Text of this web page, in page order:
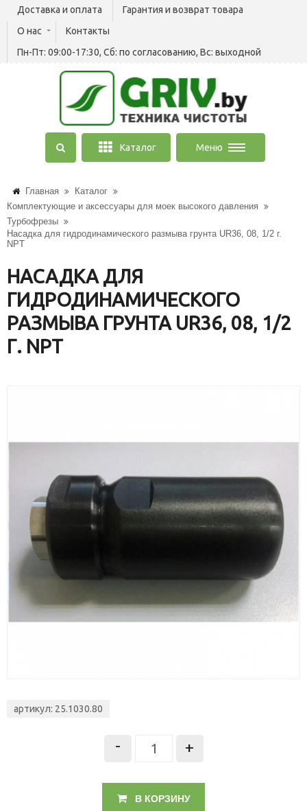
Доставка и оплата
Гарантия и возврат товара
О нас
Контакты
Пн-Пт: 09:00-17:30, Сб: по согласованию, Вс: выходной
Каталог Меню
Главная
Каталог
Комплектующие и аксессуары для моек высокого давления
Турбофрезы
Насадка для гидродинамического размыва грунта UR36, 08, 1/2 г.
NPT
НАСАДКА ДЛЯ
ГИДРОДИНАМИЧЕСКОГО
РАЗМЫВА ГРУНТА UR36, 08, 1/2
Г. NPT
артикул: 25.1030.80
- +
В КОРЗИНУ